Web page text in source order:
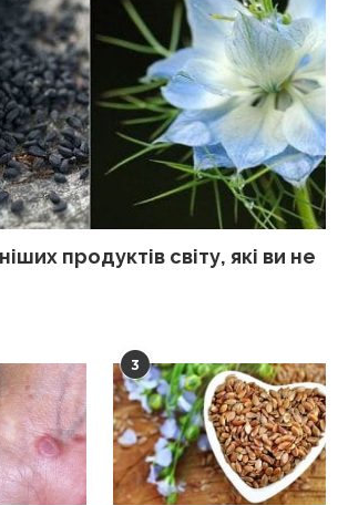
продуктів світу, які ви не
3